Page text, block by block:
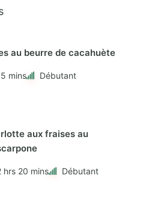
au beurre de cacahuète
mins Débutant
aux fraises au
hrs 20 mins Débutant